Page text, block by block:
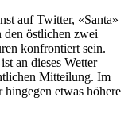
auf Twitter, «Santa» –
den östlichen zwei
konfrontiert sein.
an dieses Wetter
Mitteilung. Im
hingegen etwas höhere